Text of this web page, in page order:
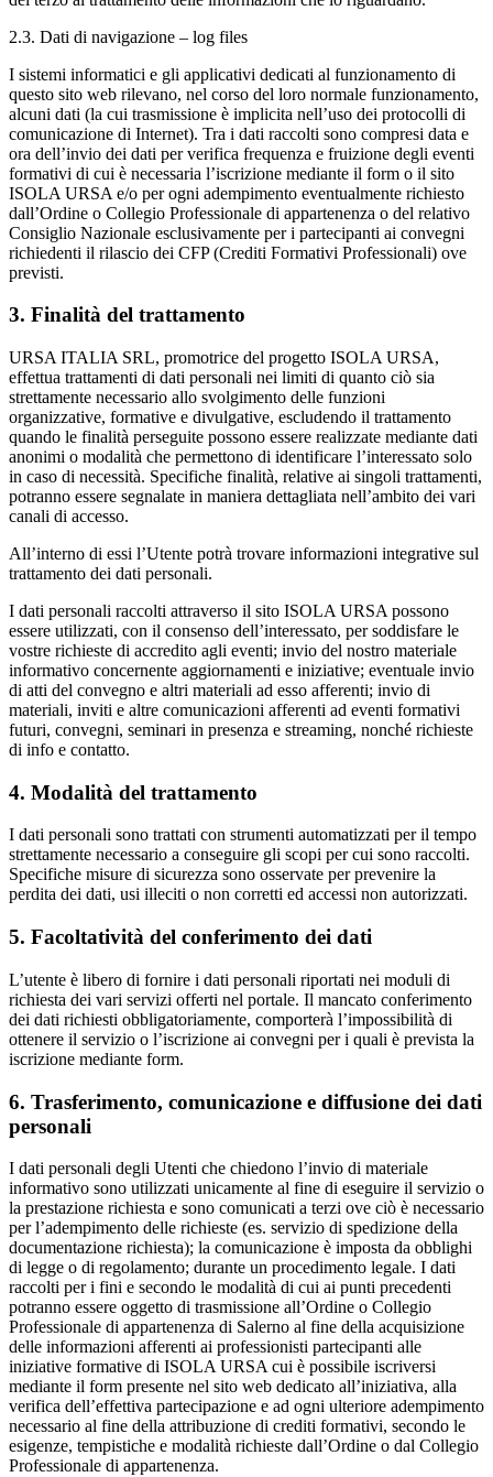
2.3. Dati di navigazione – log files
I sistemi informatici e gli applicativi dedicati al funzionamento di
questo sito web rilevano, nel corso del loro normale funzionamento,
alcuni dati (la cui trasmissione è implicita nell’uso dei protocolli di
comunicazione di Internet). Tra i dati raccolti sono compresi data e
ora dell’invio dei dati per verifica frequenza e fruizione degli eventi
formativi di cui è necessaria l’iscrizione mediante il form o il sito
ISOLA URSA e/o per ogni adempimento eventualmente richiesto
dall’Ordine o Collegio Professionale di appartenenza o del relativo
Consiglio Nazionale esclusivamente per i partecipanti ai convegni
richiedenti il rilascio dei CFP (Crediti Formativi Professionali) ove
previsti.
3. Finalità del trattamento
URSA ITALIA SRL, promotrice del progetto ISOLA URSA,
effettua trattamenti di dati personali nei limiti di quanto ciò sia
strettamente necessario allo svolgimento delle funzioni
organizzative, formative e divulgative, escludendo il trattamento
quando le finalità perseguite possono essere realizzate mediante dati
anonimi o modalità che permettono di identificare l’interessato solo
in caso di necessità. Specifiche finalità, relative ai singoli trattamenti,
potranno essere segnalate in maniera dettagliata nell’ambito dei vari
canali di accesso.
All’interno di essi l’Utente potrà trovare informazioni integrative sul
trattamento dei dati personali.
I dati personali raccolti attraverso il sito ISOLA URSA possono
essere utilizzati, con il consenso dell’interessato, per soddisfare le
vostre richieste di accredito agli eventi; invio del nostro materiale
informativo concernente aggiornamenti e iniziative; eventuale invio
di atti del convegno e altri materiali ad esso afferenti; invio di
materiali, inviti e altre comunicazioni afferenti ad eventi formativi
futuri, convegni, seminari in presenza e streaming, nonché richieste
di info e contatto.
4. Modalità del trattamento
I dati personali sono trattati con strumenti automatizzati per il tempo
strettamente necessario a conseguire gli scopi per cui sono raccolti.
Specifiche misure di sicurezza sono osservate per prevenire la
perdita dei dati, usi illeciti o non corretti ed accessi non autorizzati.
5. Facoltatività del conferimento dei dati
L’utente è libero di fornire i dati personali riportati nei moduli di
richiesta dei vari servizi offerti nel portale. Il mancato conferimento
dei dati richiesti obbligatoriamente, comporterà l’impossibilità di
ottenere il servizio o l’iscrizione ai convegni per i quali è prevista la
iscrizione mediante form.
6. Trasferimento, comunicazione e diffusione dei dati
personali
I dati personali degli Utenti che chiedono l’invio di materiale
informativo sono utilizzati unicamente al fine di eseguire il servizio o
la prestazione richiesta e sono comunicati a terzi ove ciò è necessario
per l’adempimento delle richieste (es. servizio di spedizione della
documentazione richiesta); la comunicazione è imposta da obblighi
di legge o di regolamento; durante un procedimento legale. I dati
raccolti per i fini e secondo le modalità di cui ai punti precedenti
potranno essere oggetto di trasmissione all’Ordine o Collegio
Professionale di appartenenza di Salerno al fine della acquisizione
delle informazioni afferenti ai professionisti partecipanti alle
iniziative formative di ISOLA URSA cui è possibile iscriversi
mediante il form presente nel sito web dedicato all’iniziativa, alla
verifica dell’effettiva partecipazione e ad ogni ulteriore adempimento
necessario al fine della attribuzione di crediti formativi, secondo le
esigenze, tempistiche e modalità richieste dall’Ordine o dal Collegio
Professionale di appartenenza.